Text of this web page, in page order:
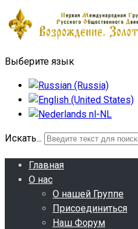
Выберите язык
Искать...
Главная
О нас
О нашей Группе
Присоединиться
Наш Форум